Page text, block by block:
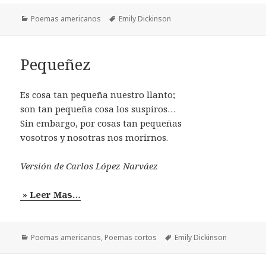
Categorías
Poemas americanos Etiquetas
Emily Dickinson
Pequeñez
Es cosa tan pequeña nuestro llanto;
son tan pequeña cosa los suspiros…
Sin embargo, por cosas tan pequeñas
vosotros y nosotras nos morirnos.
Versión de Carlos López Narváez
» Leer Mas…
Categorías
Poemas americanos, Poemas cortos Etiquetas
Emily Dickinson